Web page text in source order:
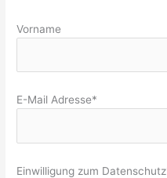
Vorname
E-Mail Adresse*
Einwilligung zum